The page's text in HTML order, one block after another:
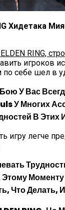
Хидетака
RING,
игроков
себе шел в
У Вас
У Многих
В
игру легче
Что Делать,